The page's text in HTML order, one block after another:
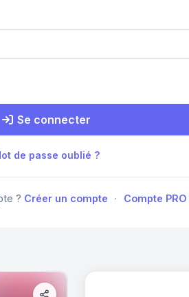
Se connecter
de passe oublié ?
? Créer un compte · Compte PRO